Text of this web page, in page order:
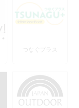
つなぐプラス